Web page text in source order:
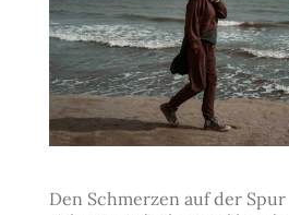
Den Schmerzen auf der Spur